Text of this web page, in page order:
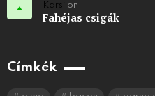
Karsi on
Fahéjas csigák
Címkék